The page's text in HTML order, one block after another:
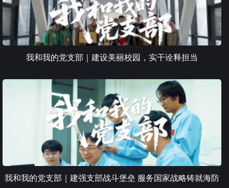
我和我的党支部｜建设美丽校园，实干诠释担当
我和我的党支部｜建强支部战斗堡垒 服务国家战略铸就海防